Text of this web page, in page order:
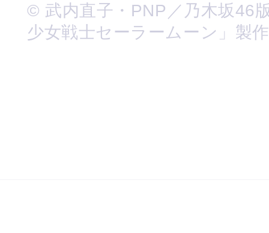
© 武内直子・PNP／乃木坂46
少女戦士セーラームーン」製